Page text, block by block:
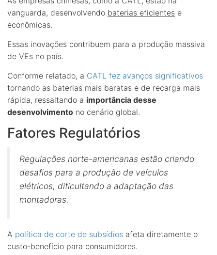
vanguarda, desenvolvendo baterias eficientes e
econômicas.
Essas inovações contribuem para a produção massiva
de VEs no país.
Conforme relatado, a CATL fez avanços significativos
tornando as baterias mais baratas e de recarga mais
rápida, ressaltando a importância desse
desenvolvimento no cenário global.
Fatores Regulatórios
Regulações norte-americanas estão criando
desafios para a produção de veículos
elétricos, dificultando a adaptação das
montadoras.
A política de corte de subsídios afeta diretamente o
custo-benefício para consumidores.